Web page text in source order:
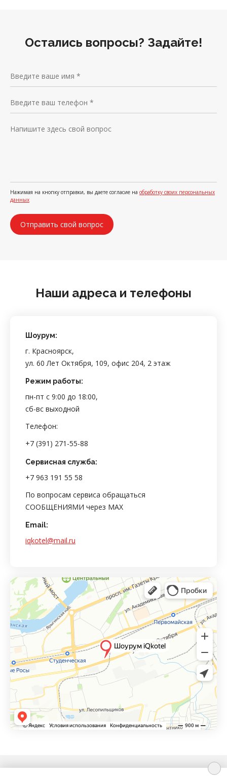
Остались вопросы? Задайте!
Нажимая на кнопку отправки, вы даете согласие на обработку своих персональных
данных
Наши адреса и телефоны
Шоурум:
г. Красноярск,
ул. 60 Лет Октября, 109, офис 204, 2 этаж
Режим работы:
пн-пт с 9:00 до 18:00,
сб-вс выходной
Телефон:
+7 (391) 271-55-88
Сервисная служба:
+7 963 191 55 58
По вопросам сервиса обращаться
СООБЩЕНИЯМИ через MAX
Email:
iqkotel@mail.ru